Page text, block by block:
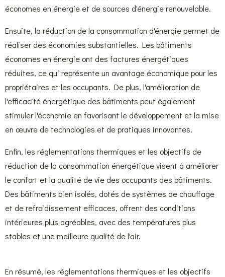
économes en énergie et de sources d'énergie renouvelable.
Ensuite, la réduction de la consommation d'énergie permet de
réaliser des économies substantielles. Les bâtiments
économes en énergie ont des factures énergétiques
réduites, ce qui représente un avantage économique pour les
propriétaires et les occupants. De plus, l'amélioration de
l'efficacité énergétique des bâtiments peut également
stimuler l'économie en favorisant le développement et la mise
en œuvre de technologies et de pratiques innovantes.
Enfin, les réglementations thermiques et les objectifs de
réduction de la consommation énergétique visent à améliorer
le confort et la qualité de vie des occupants des bâtiments.
Des bâtiments bien isolés, dotés de systèmes de chauffage
et de refroidissement efficaces, offrent des conditions
intérieures plus agréables, avec des températures plus
stables et une meilleure qualité de l'air.
En résumé, les réglementations thermiques et les objectifs